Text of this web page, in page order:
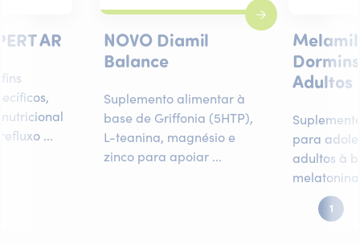
AR
...
NOVO Diamil
Balance
Suplemento alimentar à
base de Griffonia (5HTP),
L-teanina, magnésio e
zinco para apoiar ...
Adultos
para
adultos à
1